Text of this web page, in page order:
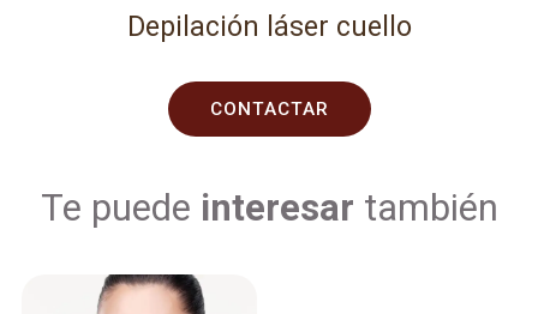
Depilación láser cuello
CONTACTAR
Te puede interesar también